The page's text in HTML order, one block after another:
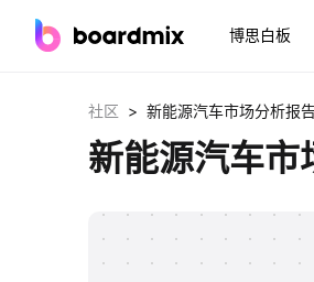
博思白板
社区 > 新能源汽车市场分析报
新能源汽车市